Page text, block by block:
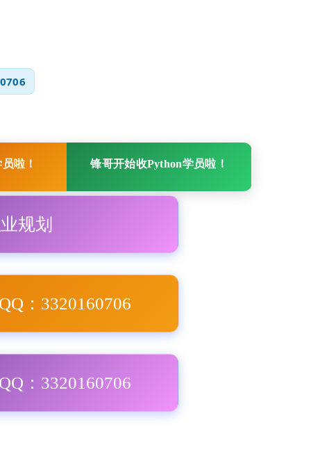
啦！ 锋哥开始收Python学员啦！
规划
：3320160706
：3320160706